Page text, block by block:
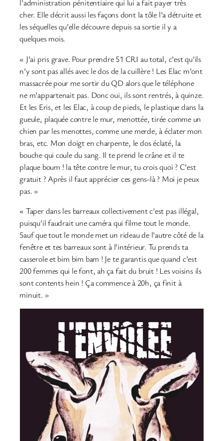
l’administration pénitentiaire qui lui a fait payer très
cher. Elle décrit aussi les façons dont la tôle l’a détruite et
les séquelles qu’elle découvre depuis sa sortie il y a
quelques mois.
« J’ai pris grave. Pour prendre 51 CRI au total, c’est qu’ils
n’y sont pas allés avec le dos de la cuillère ! Les Elac m’ont
massacrée pour me sortir du QD alors que le téléphone
ne m’appartenait pas. Donc oui, ils sont rentrés, à quinze.
Et les Eris, et les Elac, à coup de pieds, le plastique dans la
gueule, plaquée contre le mur, menottée, tirée comme un
chien par les menottes, comme une merde, à éclater mon
bras, etc. Mon doigt en charpente, le dos éclaté, la
bouche qui coule du sang. Il te prend le crâne et il te
plaque boum ! la tête contre le mur, tu crois quoi ? C’est
gratuit ? Après il faut apprécier ces gens-là ? Moi je peux
pas. »
« Taper dans les barreaux collectivement c’est pas illégal,
puisqu’il faudrait une caméra qui filme tout le monde.
Sauf que tout le monde met un rideau de l’autre côté de la
fenêtre et tes barreaux sont à l’intérieur. Tu prends ta
casserole et bim bim bam ! Je te garantis que quand c’est
200 femmes qui le font, ah ça fait du bruit ! Les voisins ils
sont contents hein ! Ça commence à 20h, ça finit à
minuit. »